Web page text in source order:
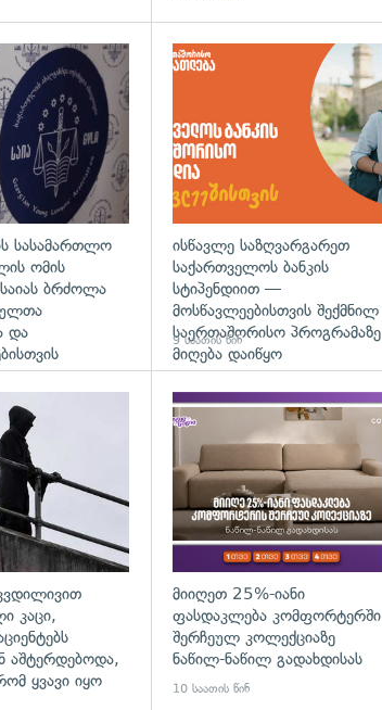
გადახედვა
სასამართლო
ომის
ბრძოლა
და
ისწავლე საზღვარგარეთ
საქართველოს ბანკის
სტიპენდიით —
მოსწავლეებისთვის შექმნილ
საერთაშორისო პროგრამაზე
მიღება დაიწყო
9 საათის წინ
გადახედვა
კაცი,
აშტერდებოდა,
ყვავი იყო
მიიღეთ 25%-იანი
ფასდაკლება კომფორტერში
შერჩეულ კოლექციაზე
ნაწილ-ნაწილ გადახდისას
10 საათის წინ